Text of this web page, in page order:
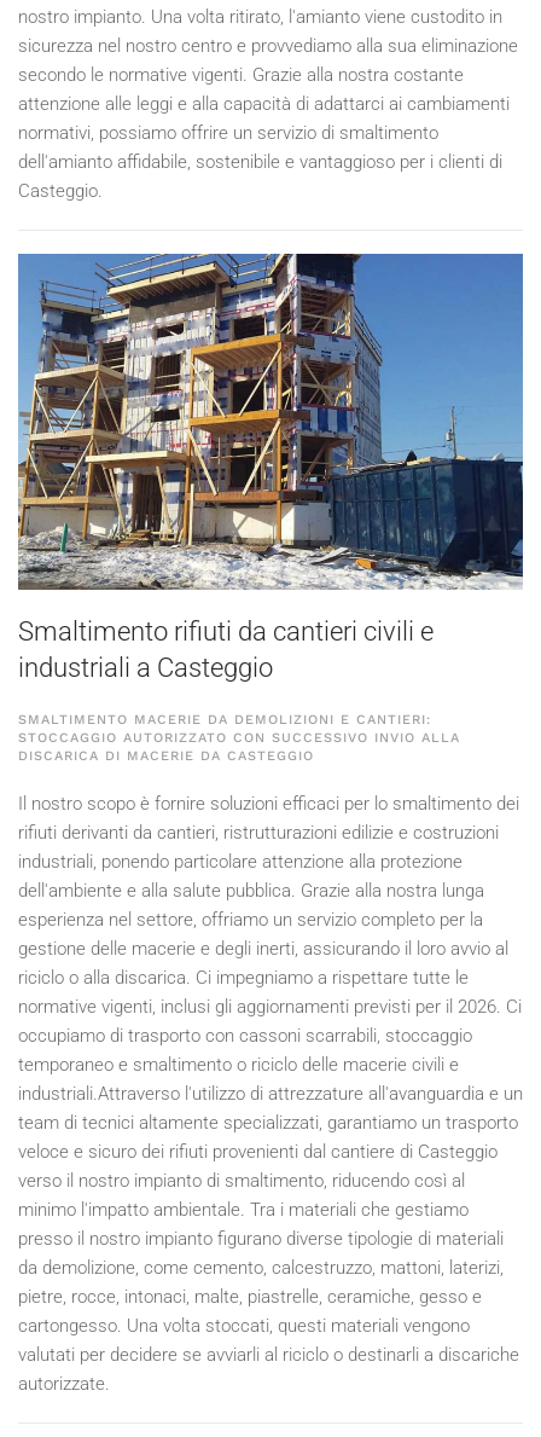
nostro impianto. Una volta ritirato, l'amianto viene custodito in
sicurezza nel nostro centro e provvediamo alla sua eliminazione
secondo le normative vigenti. Grazie alla nostra costante
attenzione alle leggi e alla capacità di adattarci ai cambiamenti
normativi, possiamo offrire un servizio di smaltimento
dell'amianto affidabile, sostenibile e vantaggioso per i clienti di
Casteggio.
Smaltimento rifiuti da cantieri civili e
industriali a Casteggio
SMALTIMENTO MACERIE DA DEMOLIZIONI E CANTIERI:
STOCCAGGIO AUTORIZZATO CON SUCCESSIVO INVIO ALLA
DISCARICA DI MACERIE DA CASTEGGIO
Il nostro scopo è fornire soluzioni efficaci per lo smaltimento dei
rifiuti derivanti da cantieri, ristrutturazioni edilizie e costruzioni
industriali, ponendo particolare attenzione alla protezione
dell'ambiente e alla salute pubblica. Grazie alla nostra lunga
esperienza nel settore, offriamo un servizio completo per la
gestione delle macerie e degli inerti, assicurando il loro avvio al
riciclo o alla discarica. Ci impegniamo a rispettare tutte le
normative vigenti, inclusi gli aggiornamenti previsti per il 2026. Ci
occupiamo di trasporto con cassoni scarrabili, stoccaggio
temporaneo e smaltimento o riciclo delle macerie civili e
industriali.Attraverso l'utilizzo di attrezzature all'avanguardia e un
team di tecnici altamente specializzati, garantiamo un trasporto
veloce e sicuro dei rifiuti provenienti dal cantiere di Casteggio
verso il nostro impianto di smaltimento, riducendo così al
minimo l'impatto ambientale. Tra i materiali che gestiamo
presso il nostro impianto figurano diverse tipologie di materiali
da demolizione, come cemento, calcestruzzo, mattoni, laterizi,
pietre, rocce, intonaci, malte, piastrelle, ceramiche, gesso e
cartongesso. Una volta stoccati, questi materiali vengono
valutati per decidere se avviarli al riciclo o destinarli a discariche
autorizzate.